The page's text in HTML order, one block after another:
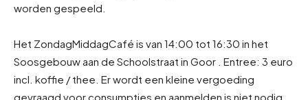
worden gespeeld.
Het ZondagMiddagCafé is van 14:00 tot 16:30 in het
Soosgebouw aan de Schoolstraat in Goor . Entree: 3 euro
incl. koffie / thee. Er wordt een kleine vergoeding
gevraagd voor consumpties en aanmelden is niet nodig.